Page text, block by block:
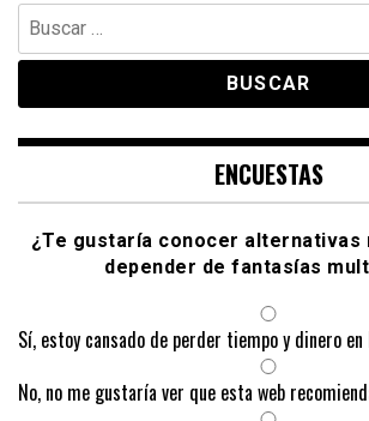
Buscar:
ENCUESTAS
¿Te gustaría conocer alternativas
depender de fantasías
Sí, estoy cansado de perder tiempo y dinero en
No, no me gustaría ver que esta web